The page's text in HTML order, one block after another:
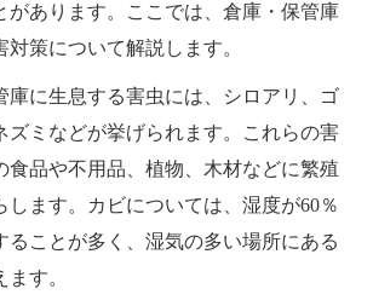
があります。ここでは、倉庫・保管庫
策について解説します。
庫に生息する害虫には、シロアリ、ゴ
ズミなどが挙げられます。これらの害
食品や不用品、植物、木材などに繁殖
します。カビについては、湿度が60％
ることが多く、湿気の多い場所にある
す。